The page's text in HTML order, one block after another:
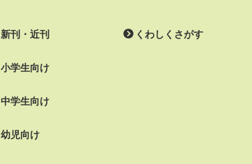
新刊・近刊
小学生向け
中学生向け
幼児向け
くわしくさがす